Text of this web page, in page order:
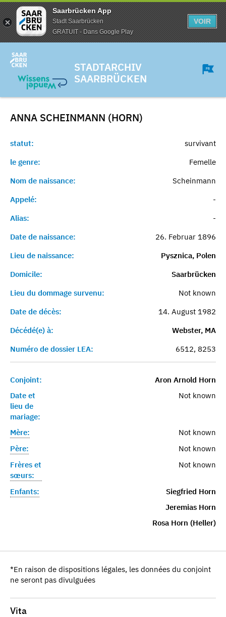
Saarbrücken App
Stadt Saarbrücken
GRATUIT - Dans Google Play
VOIR
STADTARCHIV
SAARBRÜCKEN
ANNA SCHEINMANN (HORN)
statut:
survivant
le genre:
Femelle
Nom de naissance:
Scheinmann
Appelé:
-
Alias:
-
Date de naissance:
26. Februar 1896
Lieu de naissance:
Pysznica, Polen
Domicile:
Saarbrücken
Lieu du dommage survenu:
Not known
Date de décès:
14. August 1982
Décédé(e) à:
Webster, MA
Numéro de dossier LEA:
6512, 8253
Conjoint:
Aron Arnold Horn
Date et
lieu de
mariage:
Not known
Mère:
Not known
Père:
Not known
Frères et
sœurs:
Not known
Enfants:
Siegfried Horn
Jeremias Horn
Rosa Horn (Heller)
*En raison de dispositions légales, les données du conjoint
ne seront pas divulguées
Vita